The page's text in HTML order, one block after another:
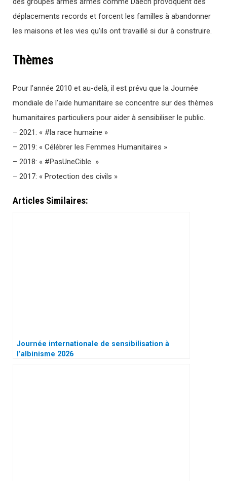
déplacements records et forcent les familles à abandonner
les maisons et les vies qu’ils ont travaillé si dur à construire.
Thèmes
Pour l’année 2010 et au-delà, il est prévu que la Journée
mondiale de l’aide humanitaire se concentre sur des thèmes
humanitaires particuliers pour aider à sensibiliser le public.
– 2021: « #la race humaine »
– 2019: « Célébrer les Femmes Humanitaires »
– 2018: « #PasUneCible »
– 2017: « Protection des civils »
Articles Similaires:
Journée internationale de sensibilisation à
l’albinisme 2026